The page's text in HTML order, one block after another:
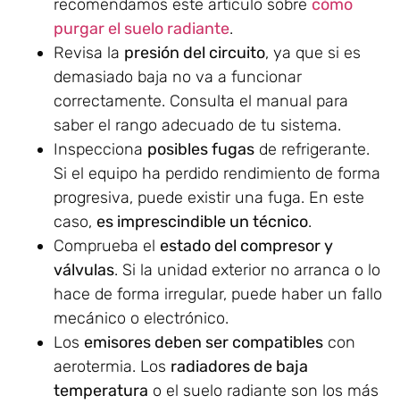
recomendamos este artículo sobre cómo
purgar el suelo radiante.
Revisa la presión del circuito, ya que si es
demasiado baja no va a funcionar
correctamente. Consulta el manual para
saber el rango adecuado de tu sistema.
Inspecciona posibles fugas de refrigerante.
Si el equipo ha perdido rendimiento de forma
progresiva, puede existir una fuga. En este
caso, es imprescindible un técnico.
Comprueba el estado del compresor y
válvulas. Si la unidad exterior no arranca o lo
hace de forma irregular, puede haber un fallo
mecánico o electrónico.
Los emisores deben ser compatibles con
aerotermia. Los radiadores de baja
temperatura o el suelo radiante son los más